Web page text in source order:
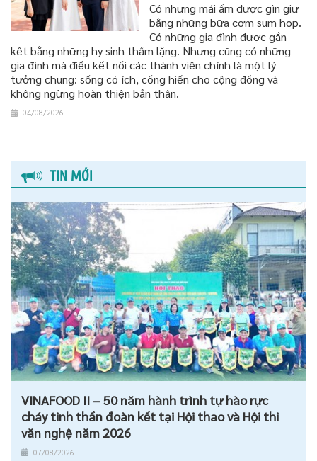
Có những mái ấm được gìn giữ
bằng những bữa cơm sum họp.
Có những gia đình được gắn
kết bằng những hy sinh thầm lặng. Nhưng cũng có những
gia đình mà điều kết nối các thành viên chính là một lý
tưởng chung: sống có ích, cống hiến cho cộng đồng và
không ngừng hoàn thiện bản thân.
04/08/2026
TIN MỚI
VINAFOOD II – 50 năm hành trình tự hào rực
cháy tinh thần đoàn kết tại Hội thao và Hội thi
văn nghệ năm 2026
07/08/2026